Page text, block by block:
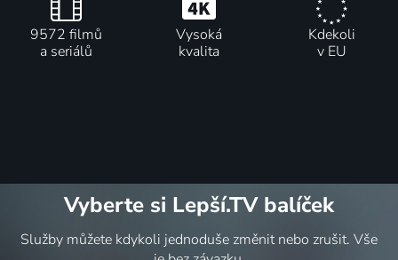
9572 filmů
a seriálů
Vysoká
kvalita
Kdekoli
v EU
Vyberte si Lepší.TV balíček
Služby můžete kdykoli jednoduše změnit nebo zrušit. Vše